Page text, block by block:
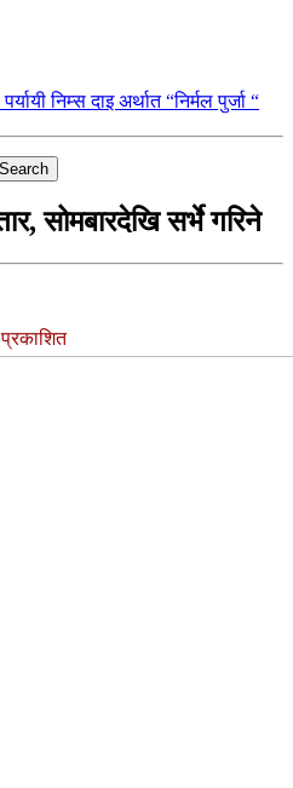
निम्स दाइ अर्थात “निर्मल पुर्जा “
Search
सोमबारदेखि सर्भे गरिने